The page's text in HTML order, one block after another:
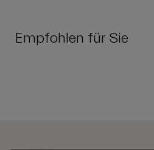
Empfohlen für Sie